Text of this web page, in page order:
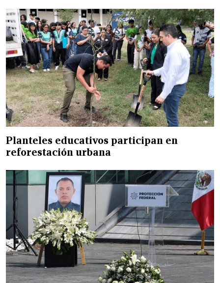
Planteles educativos participan en
reforestación urbana